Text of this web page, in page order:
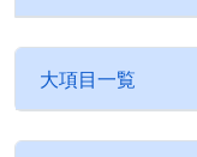
大項目一覧